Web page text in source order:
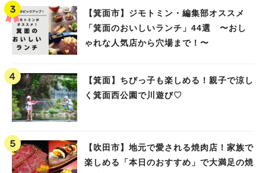
【箕面市】ジモトミン・編集部オススメ
「箕面のおいしいランチ」44選 〜おし
ゃれな人気店から穴場まで！〜
【箕面】ちびっ子も楽しめる！親子で涼し
く箕面西公園で川遊び♡
【吹田市】地元で愛される焼肉店！家族で
楽しめる「本日のおすすめ」で大満足の焼